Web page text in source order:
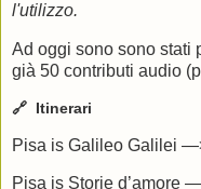
l'utilizzo.
Ad oggi sono sono stati
già 50 contributi audio
🔗 Itinerari
Pisa is Galileo Galilei
Pisa is Storie d’amore